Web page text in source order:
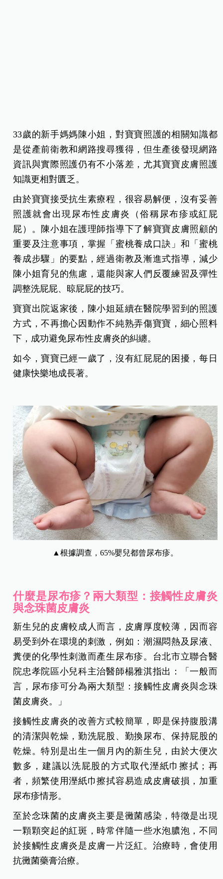
33歲的新手媽媽陳小姐，對寶寶照護的相關知識都
是從產前衛教和網路搜尋獲得，但生產後發現網路
資訊與實際照護仍有不小落差，尤其寶寶皮膚照護
知識更相對匱乏。
由於寶寶接受抗生素療程，很容易解便，沒有妥善
照護就會出現尿布性皮膚炎（俗稱尿布疹或紅屁
屁）。陳小姐在護理師指導下了解寶寶皮膚照顧的
重要及注意事項，掌握「蜜桃養成口訣」和「蜜桃
養成步驟」的要點，經過衛教及漸進式指導，減少
陳小姐育兒的焦慮，還能與家人們反覆練習及彈性
調整洗屁屁、晾屁屁的技巧。
寶寶出院返家後，陳小姐延續在醫院學習到的照護
方式，不再擔心因動作不純熟弄傷寶寶，細心照料
下，成功避免尿布性皮膚炎的糾纏。
如今，寶寶已經一歲了，沒有紅屁屁的困擾，每日
健康快樂地成長著。
▲根據調查，65%嬰兒都曾尿布疹。
什麼是尿布疹？兩大類型：接觸性皮膚炎
與念珠菌皮膚炎
新生兒的皮膚較成人而言，皮膚厚度較薄，因而容
易受到外在環境的刺激，例如：潮濕悶熱及尿液、
糞便的化學性刺激而產生尿布疹。台北市立聯合醫
院忠孝院區小兒科主治醫師楊雅淇指出：「一般而
言，尿布疹可分為兩大類型：接觸性皮膚炎與念珠
菌皮膚炎。」
接觸性皮膚炎的改善方式較簡單，即是保持腹股溝
的清潔與乾燥，勤洗屁股、勤換尿布、保持屁股的
乾燥。特別是出生一個月內的新生兒，由於大便次
數多，建議以洗屁股的方式取代溼紙巾擦拭；再
者，頻繁使用溼紙巾擦拭容易造成皮膚破損，加重
尿布疹情形。
至於念珠菌的皮膚炎主要是黴菌感染，特徵是出現
一顆顆突起的紅斑，時常伴隨一些水泡膿泡，不同
於接觸性皮膚炎是皮膚一片泛紅。治療時，會使用
抗黴菌藥膏治療。